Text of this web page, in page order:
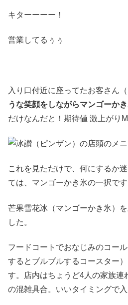
キターーーー！
営業してるぅぅ
入り口付近に座ってたお客さん（
うな笑顔をしながらマンゴーか
だけなんだと！期待値 激上がり
これを見ただけで、何にするか
ては、マンゴーかき氷の一択です
芒果雪花冰（マンゴーかき氷）
した。
フードコートでおなじみのコー
するとブルブルするコースター
す。店内はちょうど4人の家族連
の混雑具合。いいタイミングで入